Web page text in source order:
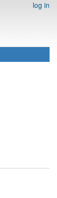
log in